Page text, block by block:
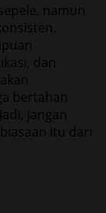
namun
dan
bertahan
jangan
itu dari